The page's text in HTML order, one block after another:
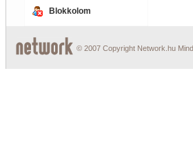
Blokkolom
© 2007 Copyright Network.hu